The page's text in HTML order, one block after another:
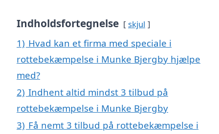
Indholdsfortegnelse skjul
1) Hvad kan et firma med speciale i
rottebekæmpelse i Munke Bjergby hjælpe
med?
2) Indhent altid mindst 3 tilbud på
rottebekæmpelse i Munke Bjergby
3) Få nemt 3 tilbud på rottebekæmpelse i